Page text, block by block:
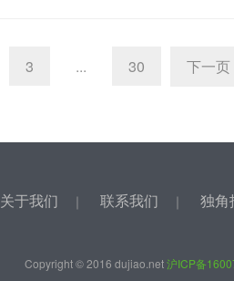
3 ... 30 下一页
关于我们 ｜ 联系我们 ｜ 独角
Copyright © 2016 dujiao.net沪ICP备